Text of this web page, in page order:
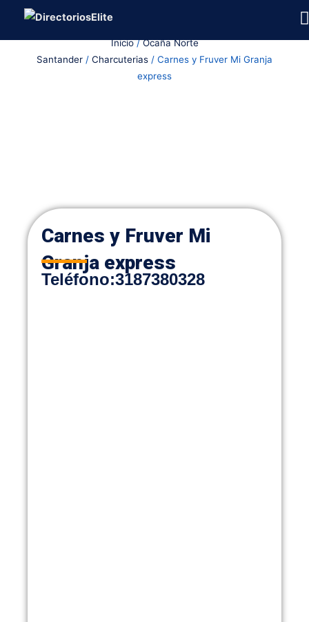
Inicio/Ocaña Norte
Santander / Charcuterias / Carnes y Fruver Mi Granja
express
Carnes y Fruver Mi
Granja express
Teléfono:3187380328